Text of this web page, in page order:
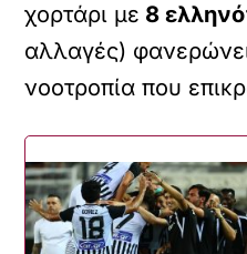
χορτάρι με 8
αλλαγές)
νοοτροπία που